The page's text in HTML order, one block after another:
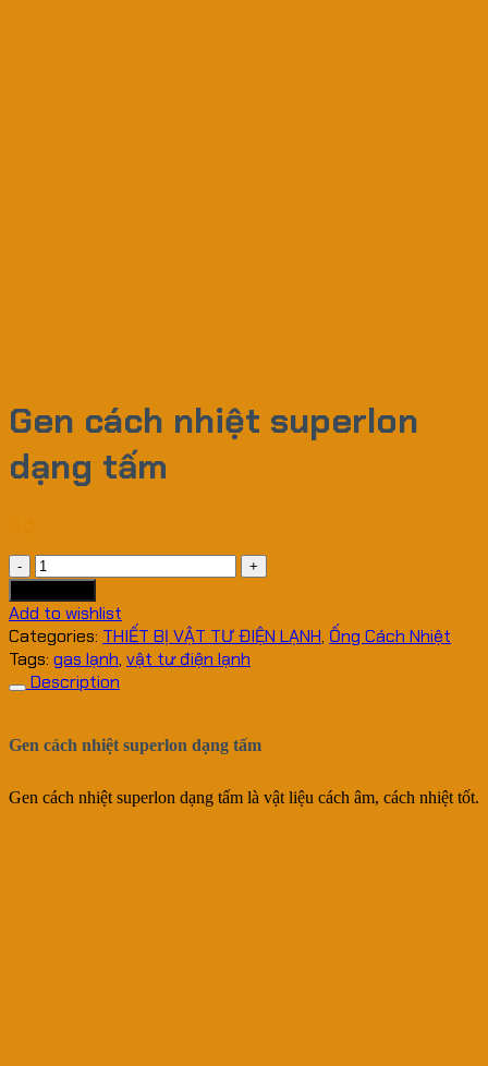
Gen cách nhiệt superlon
dạng tấm
Gen
cách
nhiệt
superlon
dạng
tấm
Add to wishlist
Categories: THIẾT BỊ VẬT TƯ ĐIỆN LẠNH, Ống Cách Nhiệt
Tags: gas lạnh, vật tư điện lạnh
Description
Gen cách nhiệt superlon dạng tấm
Gen cách nhiệt superlon dạng tấm là vật liệu cách âm, cách nhiệt tốt.